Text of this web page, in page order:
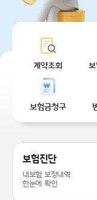
무엇을 도와드릴
계약조회
보험금청구
KB라이프 케어 서
보험진단
내보험 보장내역
한눈에 확인